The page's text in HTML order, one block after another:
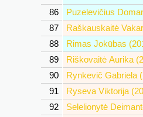
86
Puzelevičius
87
Raškauskaitė
88
Rimas Jokūbas
89
Riškovaitė Aurika
90
Rynkevič Gabriela
91
Ryseva Viktorija
92
Selelionytė